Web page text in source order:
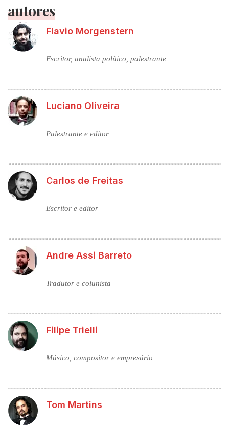
autores
Flavio Morgenstern
Escritor, analista político, palestrante
Luciano Oliveira
Palestrante e editor
Carlos de Freitas
Escritor e editor
Andre Assi Barreto
Tradutor e colunista
Filipe Trielli
Músico, compositor e empresário
Tom Martins